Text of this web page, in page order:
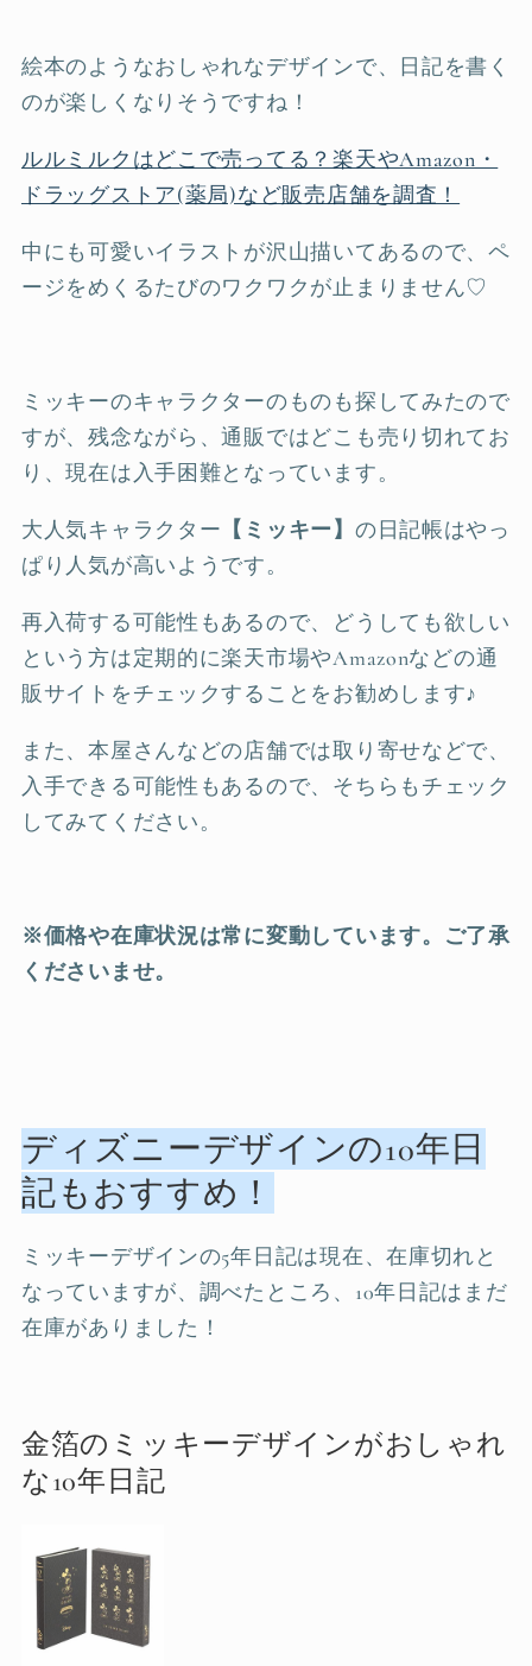
絵本のようなおしゃれなデザインで、日記を書く
のが楽しくなりそうですね！
ルルミルクはどこで売ってる？楽天やAmazon・
ドラッグストア(薬局)など販売店舗を調査！
中にも可愛いイラストが沢山描いてあるので、ペ
ージをめくるたびのワクワクが止まりません♡
ミッキーのキャラクターのものも探してみたので
すが、残念ながら、通販ではどこも売り切れてお
り、現在は入手困難となっています。
大人気キャラクター 【ミッキー】 の日記帳はやっ
ぱり人気が高いようです。
再入荷する可能性もあるので、どうしても欲しい
という方は定期的に楽天市場やAmazonなどの通
販サイトをチェックすることをお勧めします♪
また、本屋さんなどの店舗では取り寄せなどで、
入手できる可能性もあるので、そちらもチェック
してみてください。
※価格や在庫状況は常に変動しています。ご了承
くださいませ。
ディズニーデザインの10年日
記もおすすめ！
ミッキーデザインの5年日記は現在、在庫切れと
なっていますが、調べたところ、10年日記はまだ
在庫がありました！
金箔のミッキーデザインがおしゃれ
な10年日記